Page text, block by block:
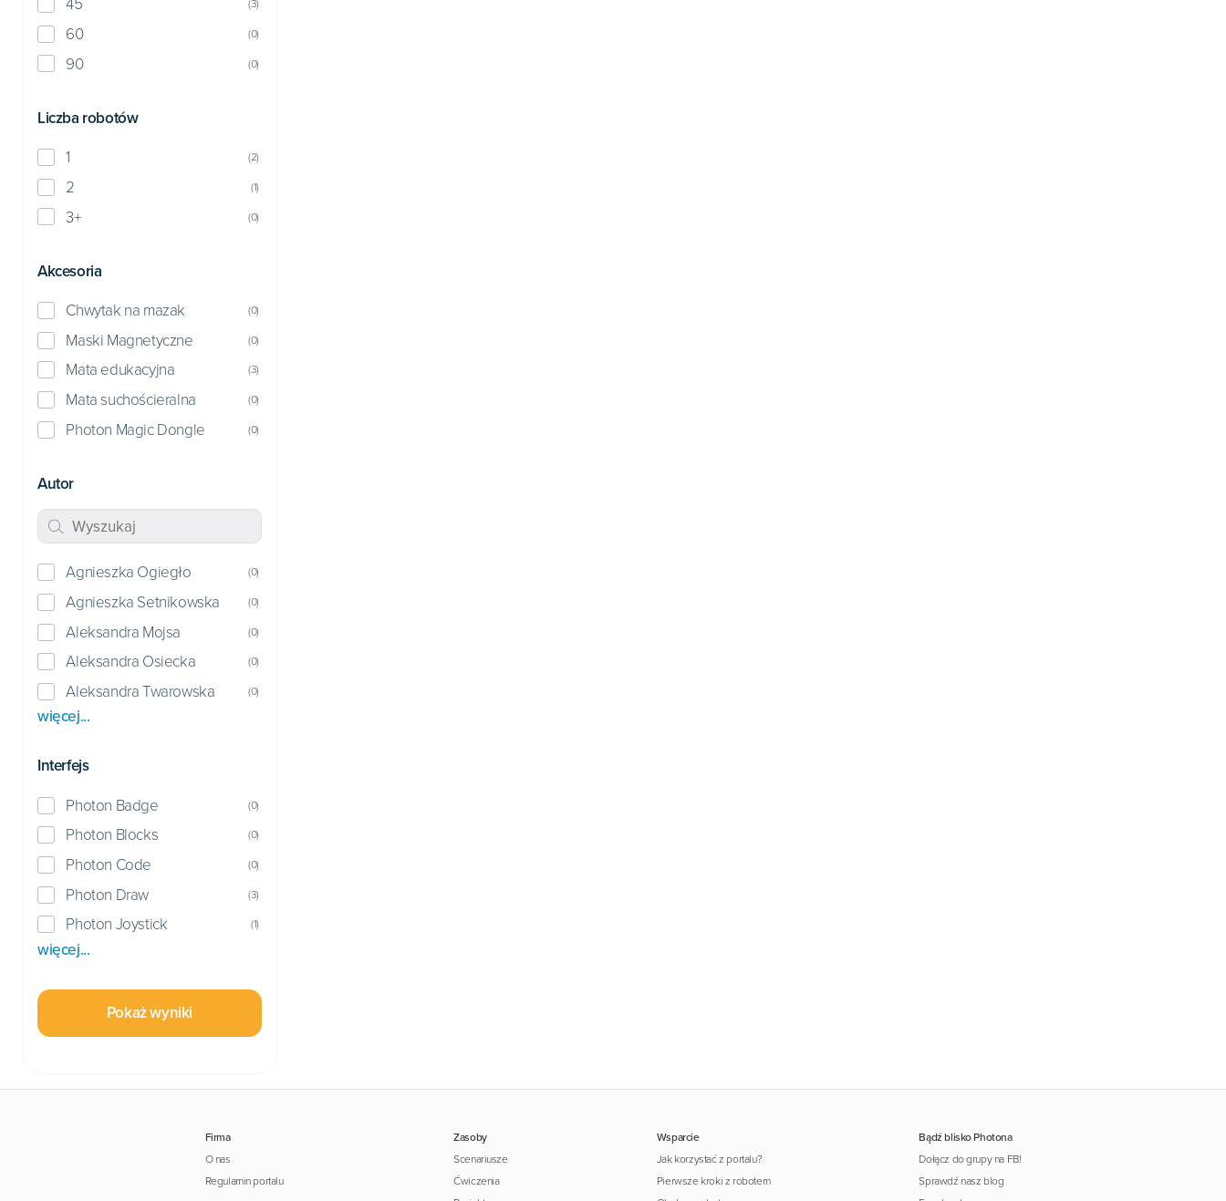
45 (3)
60 (0)
90 (0)
Liczba robotów
1 (2)
2 (1)
3+ (0)
Akcesoria
Chwytak na mazak (0)
Maski Magnetyczne (0)
Mata edukacyjna (3)
Mata suchościeralna (0)
Photon Magic Dongle (0)
Autor
Agnieszka Ogiegło (0)
Agnieszka Setnikowska (0)
Aleksandra Mojsa (0)
Aleksandra Osiecka (0)
Aleksandra Twarowska (0)
więcej...
Interfejs
Photon Badge (0)
Photon Blocks (0)
Photon Code (0)
Photon Draw (3)
Photon Joystick (1)
więcej...
Pokaż wyniki
Firma
O nas
Regulamin portalu
Zasoby
Scenariusze
Ćwiczenia
Wsparcie
Jak korzystać z portalu?
Pierwsze kroki z robotem
Bądź blisko Photona
Dołącz do grupy na FB!
Sprawdź nasz blog